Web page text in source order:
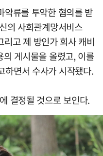
약류를 투약한 혐의를 받
의 사회관계망서비스
고 제 방인가 회사 캐비
게시물을 올렸고, 이를
하면서 수사가 시작됐다.
결정될 것으로 보인다.